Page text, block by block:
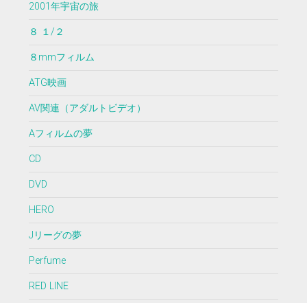
2001年宇宙の旅
８ １/２
８mmフィルム
ATG映画
AV関連（アダルトビデオ）
Aフィルムの夢
CD
DVD
HERO
Jリーグの夢
Perfume
RED LINE